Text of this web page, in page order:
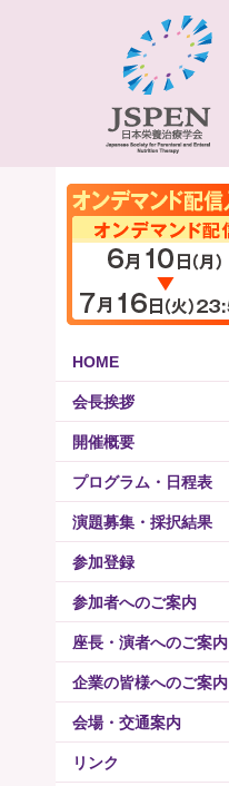
HOME
会長挨拶
開催概要
プログラム・日程表
演題募集・採択結果
参加登録
参加者へのご案内
座長・演者へのご案内
企業の皆様へのご案内
会場・交通案内
リンク